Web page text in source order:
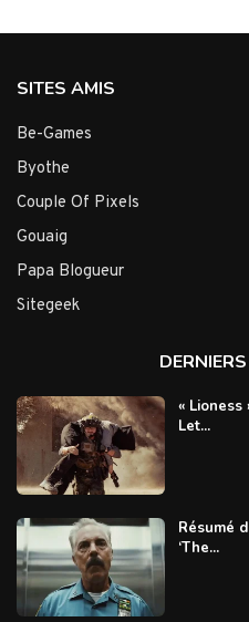
SITES AMIS
Be-Games
Byothe
Couple Of Pixels
Gouaig
Papa Blogueur
Sitegeek
« Lioness
Let...
Résumé
‘The...